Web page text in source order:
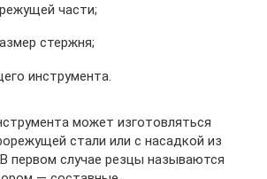
части;
стержня;
инструмента.
может изготовляться
стали или с насадкой из
первом случае резцы называются